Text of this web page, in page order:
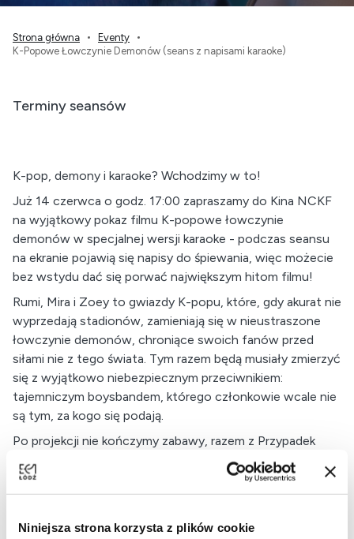
Niniejsza strona korzysta z plików cookie
Strona główna
Eventy
K-Popowe Łowczynie Demonów (seans z napisami karaoke)
K-pop, demony i karaoke? Wchodzimy w to!
Już 14 czerwca o godz. 17:00 zapraszamy do Kina NCKF
na wyjątkowy pokaz filmu K-popowe łowczynie
demonów w specjalnej wersji karaoke - podczas seansu
na ekranie pojawią się napisy do śpiewania, więc możecie
bez wstydu dać się porwać największym hitom filmu!
Rumi, Mira i Zoey to gwiazdy K-popu, które, gdy akurat nie
wyprzedają stadionów, zamieniają się w nieustraszone
łowczynie demonów, chroniące swoich fanów przed
siłami nie z tego świata. Tym razem będą musiały zmierzyć
się z wyjątkowo niebezpiecznym przeciwnikiem:
tajemniczym boysbandem, którego członkowie wcale nie
są tym, za kogo się podają.
Po projekcji nie kończymy zabawy, razem z Przypadek
Cafe, zapraszamy na dalsze celebrowanie k-popowego
klimatu przy muzyce z filmu, specjalnym menu oraz luźnym
spotkaniu dla wszystkich fanów i fanek koreańskich
Terminy seansów